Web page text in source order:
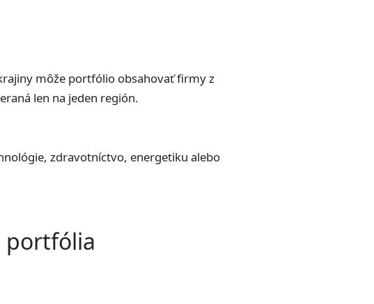
môže portfólio obsahovať firmy z
len na jeden región.
zdravotníctvo, energetiku alebo
portfólia